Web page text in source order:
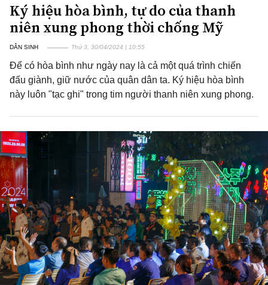
Ký hiệu hòa bình, tự do của thanh
niên xung phong thời chống Mỹ
DÂN SINH Thứ 3, 30/04/2024 | 10:55
Để có hòa bình như ngày nay là cả một quá trình chiến
đấu giành, giữ nước của quân dân ta. Ký hiệu hòa bình
này luôn "tạc ghi" trong tim người thanh niên xung phong.